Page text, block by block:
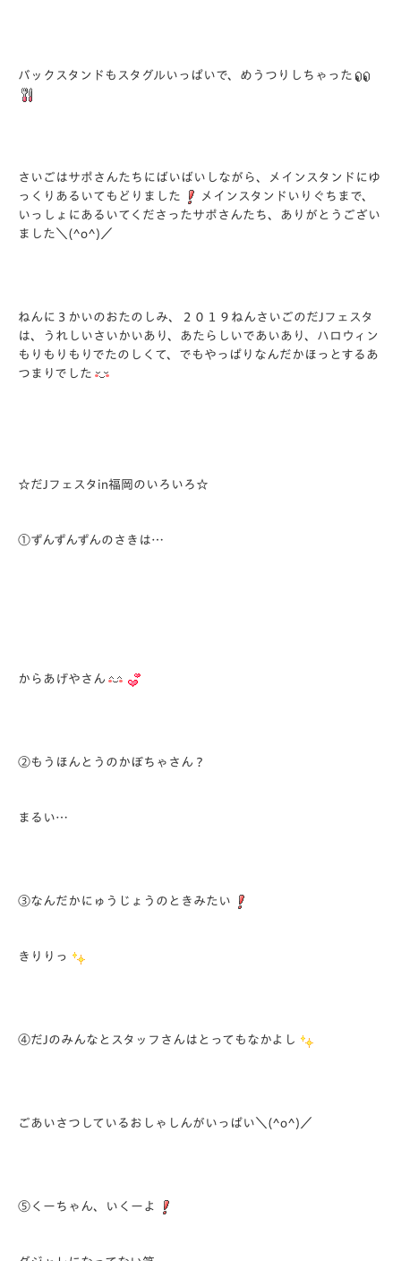
バックスタンドもスタグルいっぱいで、めうつりしちゃった
さいごはサポさんたちにばいばいしながら、メインスタンドにゆ
っくりあるいてもどりました
メインスタンドいりぐちまで、
いっしょにあるいてくださったサポさんたち、ありがとうござい
ました＼(^o^)／
ねんに３かいのおたのしみ、２０１９ねんさいごのだJフェスタ
は、うれしいさいかいあり、あたらしいであいあり、ハロウィン
もりもりもりでたのしくて、でもやっぱりなんだかほっとするあ
つまりでした
☆だJフェスタin福岡のいろいろ☆
①ずんずんずんのさきは…
からあげやさん
②もうほんとうのかぼちゃさん？
まるい…
③なんだかにゅうじょうのときみたい
きりりっ
④だJのみんなとスタッフさんはとってもなかよし
ごあいさつしているおしゃしんがいっぱい＼(^o^)／
⑤くーちゃん、いくーよ